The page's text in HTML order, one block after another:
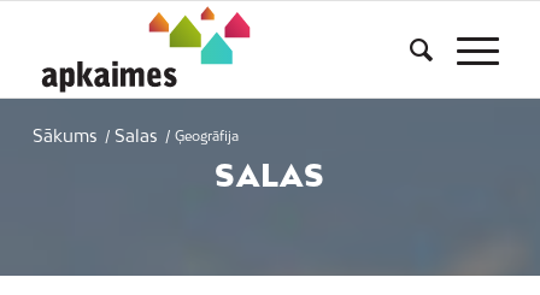
Sākums / Salas / Ģeogrāfija
SALAS